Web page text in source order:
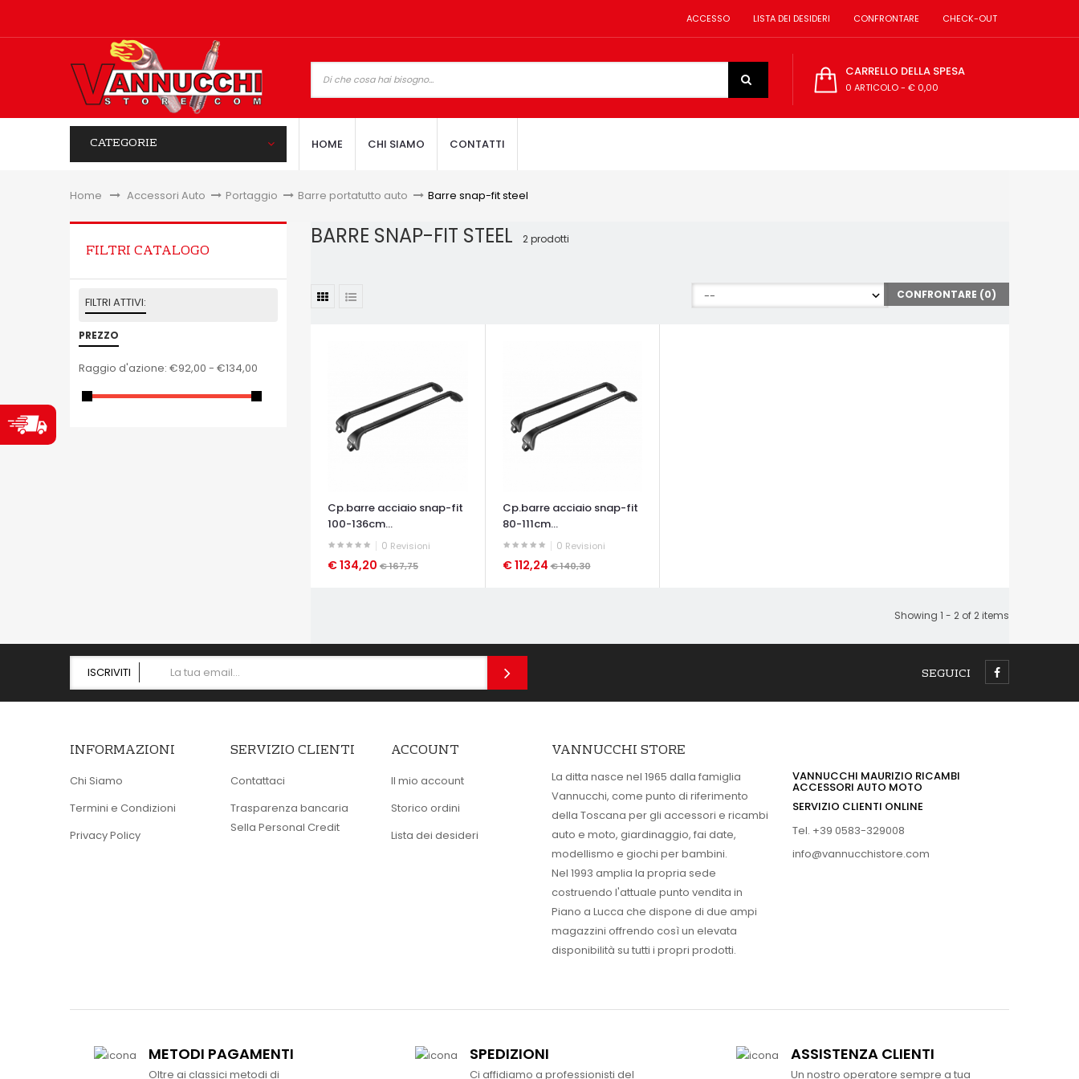
ACCESSO LISTA DEI DESIDERI CONFRONTARE CHECK-OUT
CARRELLO DELLA SPESA
0 ARTICOLO- € 0,00
CATEGORIE HOME CHI SIAMO CONTATTI
Home &gt;Accessori Auto > Portaggio > Barre portatutto auto > Barre snap-fit steel
FILTRI CATALOGO
FILTRI ATTIVI:
PREZZO
Raggio d'azione: €92,00 - €134,00
BARRE SNAP-FIT STEEL 2 prodotti
CONFRONTARE (0)
Cp.barre acciaio snap-fit
100-136cm...
0 Revisioni
€ 134,20 € 167,75
Cp.barre acciaio snap-fit
80-111cm...
0 Revisioni
€ 112,24€ 140,30
Showing 1 - 2 of 2 items
ISCRIVITI SEGUICI
INFORMAZIONI
Chi Siamo
Termini e Condizioni
Privacy Policy
SERVIZIO CLIENTI
Contattaci
Trasparenza bancaria
Sella Personal Credit
ACCOUNT
Il mio account
Storico ordini
Lista dei desideri
VANNUCCHI STORE
La ditta nasce nel 1965 dalla famiglia
Vannucchi, come punto di riferimento
della Toscana per gli accessori e ricambi
auto e moto, giardinaggio, fai date,
modellismo e giochi per bambini.
Nel 1993 amplia la propria sede
costruendo l'attuale punto vendita in
Piano a Lucca che dispone di due ampi
magazzini offrendo così un elevata
disponibilità su tutti i propri prodotti.
VANNUCCHI MAURIZIO RICAMBI
ACCESSORI AUTO MOTO
SERVIZIO CLIENTI ONLINE
Tel. +39 0583-329008
info@vannucchistore.com
METODI PAGAMENTI
Oltre ai classici metodi di
SPEDIZIONI
Ci affidiamo a professionisti del
ASSISTENZA CLIENTI
Un nostro operatore sempre a tua